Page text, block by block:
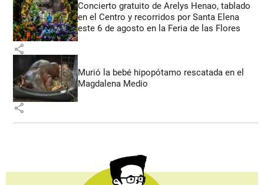
Concierto gratuito de Arelys Henao, tablado
en el Centro y recorridos por Santa Elena
este 6 de agosto en la Feria de las Flores
share
Murió la bebé hipopótamo rescatada en el
Magdalena Medio
share